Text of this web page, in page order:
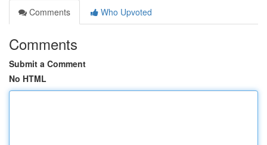
Comments
Who Upvoted
Comments
Submit a Comment
No HTML